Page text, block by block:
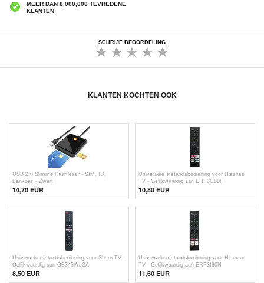
MEER DAN 8,000,000 TEVREDENE
KLANTEN
SCHRIJF BEOORDELING
KLANTEN KOCHTEN OOK
USB 2.0 Slimme Kaartlezer - SIM, ID,
Bankpas - Zwart
14,70 EUR
Universele afstandsbediening voor Hisense
TV - Gelijkwaardig aan ERF3G80H
10,80 EUR
Universele afstandsbediening voor Sharp TV -
Gelijkwaardig aan GB345WJSA
8,50 EUR
Universele afstandsbediening voor Hisense
TV - Gelijkwaardig aan ERF3I80H
11,60 EUR